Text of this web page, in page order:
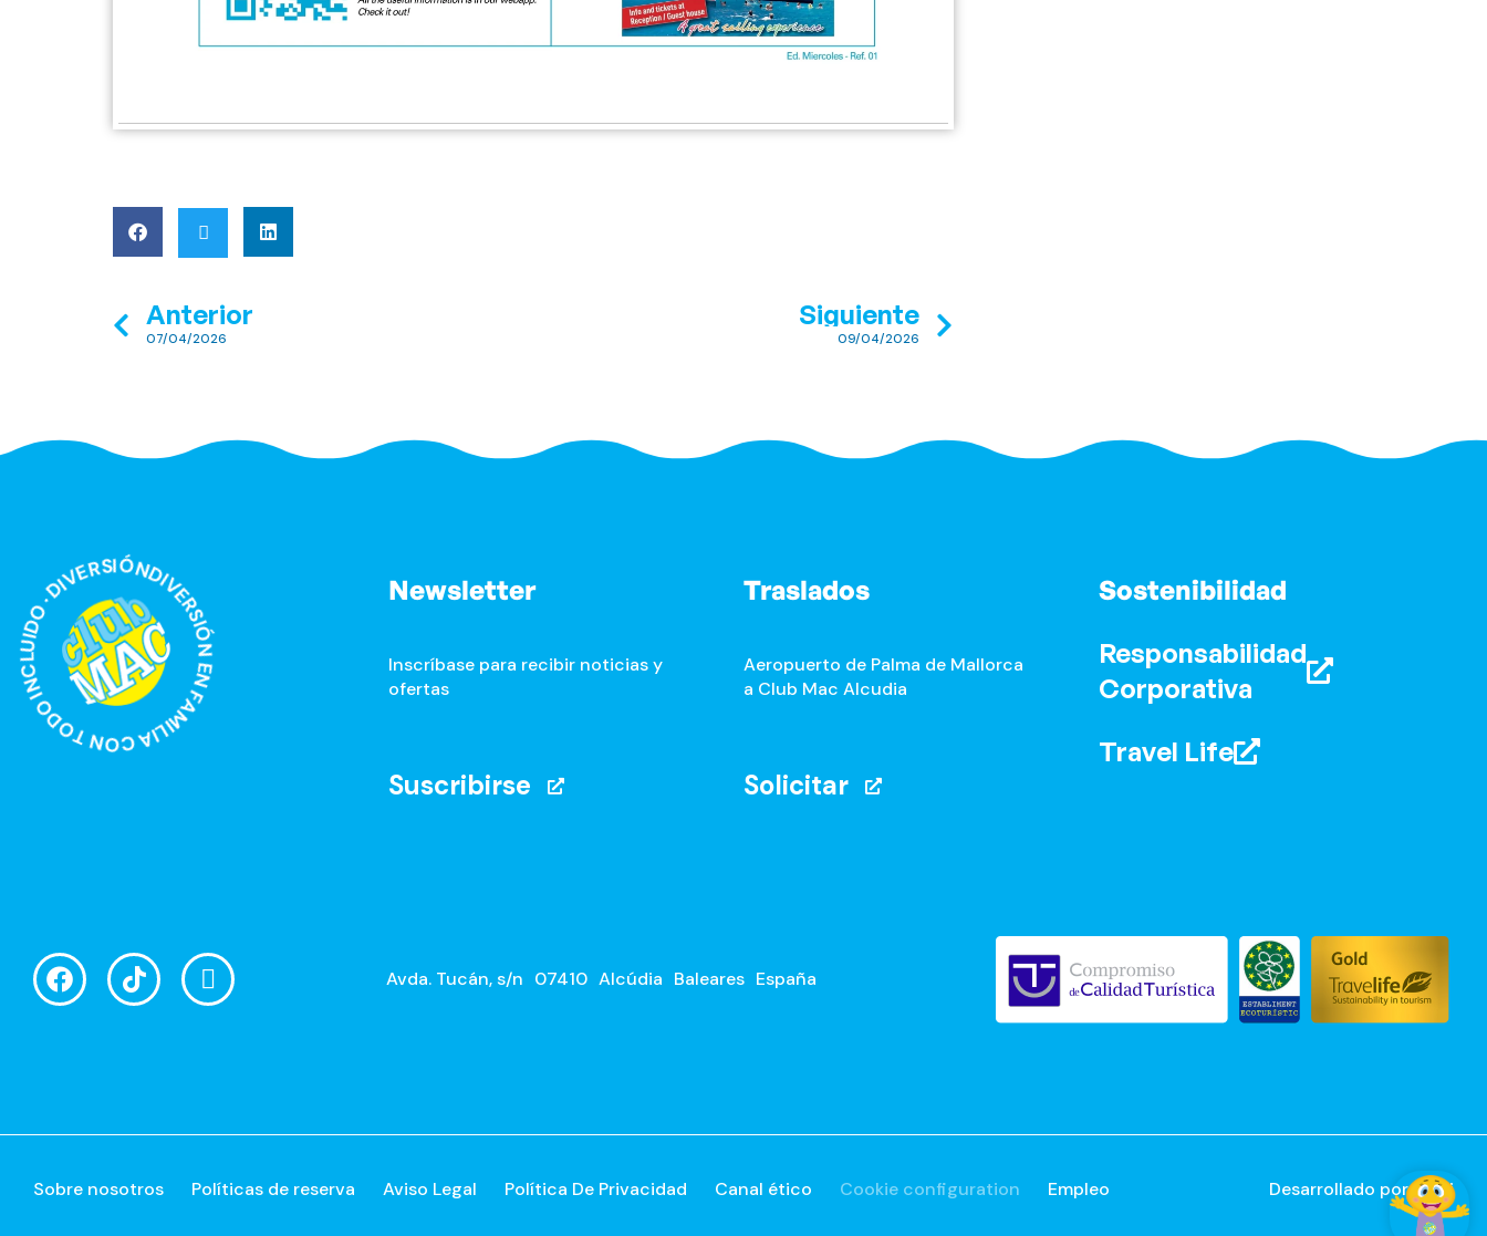
Anterior
07/04/2026
Siguiente
09/04/2026
INCLUIDO · DIVERSIÓN EN FAMILIA CON TODO INCLUIDO · Newsletter
Inscríbase para recibir noticias y
ofertas
Suscribirse
Traslados
Aeropuerto de Palma de Mallorca
a Club Mac Alcudia
Solicitar
Sostenibilidad
Responsabilidad
Corporativa
Travel Life
Avda. Tucán, s/n 07410 Alcúdia Baleares España
Sobre nosotros Políticas de reserva Aviso Legal Política De Privacidad Canal ético Cookie configuration Empleo Desarrollado porMirai